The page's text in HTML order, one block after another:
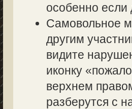
особенно если
Самовольное
другим
видите
иконку
верхнем
разберутся с